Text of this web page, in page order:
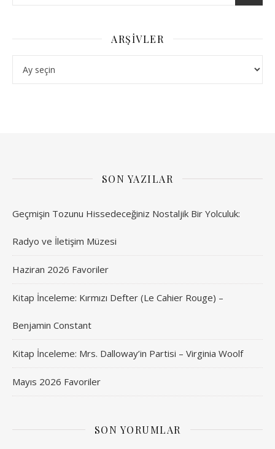
ARŞIVLER
SON YAZILAR
Geçmişin Tozunu Hissedeceğiniz Nostaljik Bir Yolculuk:
Radyo ve İletişim Müzesi
Haziran 2026 Favoriler
Kitap İnceleme: Kırmızı Defter (Le Cahier Rouge) –
Benjamin Constant
Kitap İnceleme: Mrs. Dalloway’in Partisi – Virginia Woolf
Mayıs 2026 Favoriler
SON YORUMLAR